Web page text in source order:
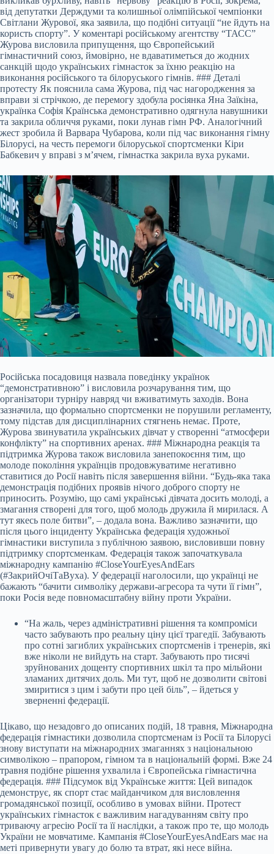
від депутатки Держдуми та колишньої олімпійської чемпіонки
Світлани Журової, яка заявила, що подібні ситуації “не йдуть на
користь спорту”. У коментарі російському агентству “ТАСС”
Журова висловила припущення, що Європейський
гімнастичний союз, ймовірно, не вдаватиметься до жодних
санкцій щодо українських гімнасток за їхню реакцію на
виконання російського та білоруського гімнів. ### Деталі
протесту Як пояснила сама Журова, під час нагородження за
вправи зі стрічкою, де перемогу здобула росіянка Яна Заїкіна,
українка Софія Країнська демонстративно одягнула навушники
та закрила обличчя руками, поки лунав гімн РФ. Аналогічний
жест зробила й Варвара Чубарова, коли під час виконання гімну
Білорусі, на честь перемоги білоруської спортсменки Кіри
Бабкевич у вправі з м’ячем, гімнастка закрила вуха руками.
Російська посадовиця назвала поведінку українок
“демонстративною” і висловила розчарування тим, що
організатори турніру навряд чи вживатимуть заходів. Вона
зазначила, що формально спортсменки не порушили регламенту,
тому підстав для дисциплінарних стягнень немає. Проте,
Журова звинуватила українських дівчат у створенні “атмосфери
конфлікту” на спортивних аренах. ### Міжнародна реакція та
підтримка Журова також висловила занепокоєння тим, що
молоде покоління українців продовжуватиме негативно
ставитися до Росії навіть після завершення війни. “Будь-яка така
демонстрація подібних проявів нічого доброго спорту не
приносить. Розумію, що самі українські дівчата досить молоді, а
змагання створені для того, щоб молодь дружила й мирилася. А
тут якесь поле битви”, – додала вона. Важливо зазначити, що
після цього інциденту Українська федерація художньої
гімнастики виступила з публічною заявою, висловивши повну
підтримку спортсменкам. Федерація також започаткувала
міжнародну кампанію #CloseYourEyesAndEars
(#ЗакрийОчіТаВуха). У федерації наголосили, що українці не
бажають “бачити символіку держави-агресора та чути її гімн”,
поки Росія веде повномасштабну війну проти України.
“На жаль, через адміністративні рішення та компроміси
часто забувають про реальну ціну цієї трагедії. Забувають
про сотні загиблих українських спортсменів і тренерів, які
вже ніколи не вийдуть на старт. Забувають про тисячі
зруйнованих дощенту спортивних шкіл та про мільйони
зламаних дитячих доль. Ми тут, щоб не дозволити світові
змиритися з цим і забути про цей біль”, – йдеться у
зверненні федерації.
Цікаво, що незадовго до описаних подій, 18 травня, Міжнародна
федерація гімнастики дозволила спортсменам із Росії та Білорусі
знову виступати на міжнародних змаганнях з національною
символікою – прапором, гімном та в національній формі. Вже 24
травня подібне рішення ухвалила і Європейська гімнастична
федерація. ### Підсумок від Українське життя: Цей випадок
демонструє, як спорт стає майданчиком для висловлення
громадянської позиції, особливо в умовах війни. Протест
українських гімнасток є важливим нагадуванням світу про
триваючу агресію Росії та її наслідки, а також про те, що молодь
України не мовчатиме. Кампанія #CloseYourEyesAndEars має на
меті привернути увагу до болю та втрат, які несе війна.